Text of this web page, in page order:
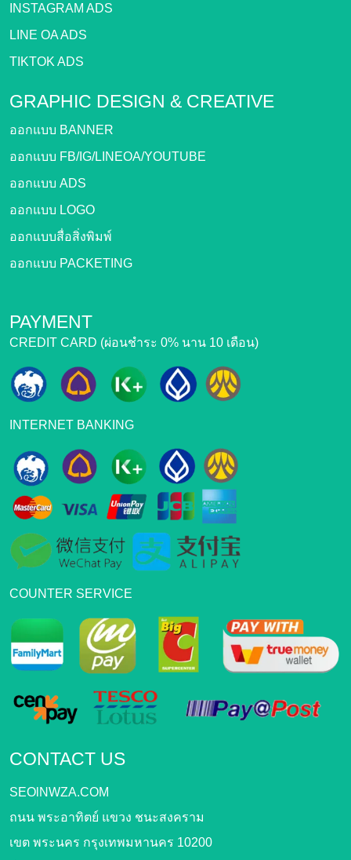
INSTAGRAM ADS
LINE OA ADS
TIKTOK ADS
GRAPHIC DESIGN & CREATIVE
ออกแบบ BANNER
ออกแบบ FB/IG/LINEOA/YOUTUBE
ออกแบบ ADS
ออกแบบ LOGO
ออกแบบสื่อสิ่งพิมพ์
ออกแบบ PACKETING
PAYMENT
CREDIT CARD (ผ่อนชำระ 0% นาน 10 เดือน)
INTERNET BANKING
COUNTER SERVICE
CONTACT US
SEOlNWZA.COM
ถนน พระอาทิตย์ แขวง ชนะสงคราม
เขต พระนคร กรุงเทพมหานคร 10200